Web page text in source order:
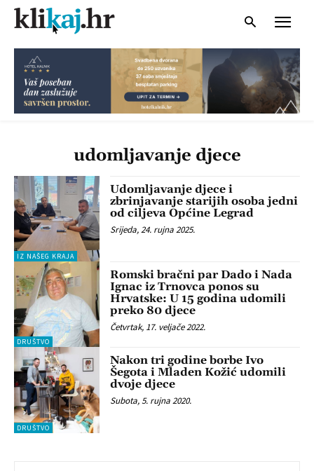
udomljavanje djece
IZ NAŠEG KRAJA
Udomljavanje djece i
zbrinjavanje starijih osoba jedni
od ciljeva Općine Legrad
Srijeda, 24. rujna 2025.
DRUŠTVO
Romski bračni par Dado i Nada
Ignac iz Trnovca ponos su
Hrvatske: U 15 godina udomili
preko 80 djece
Četvrtak, 17. veljače 2022.
DRUŠTVO
Nakon tri godine borbe Ivo
Šegota i Mladen Kožić udomili
dvoje djece
Subota, 5. rujna 2020.